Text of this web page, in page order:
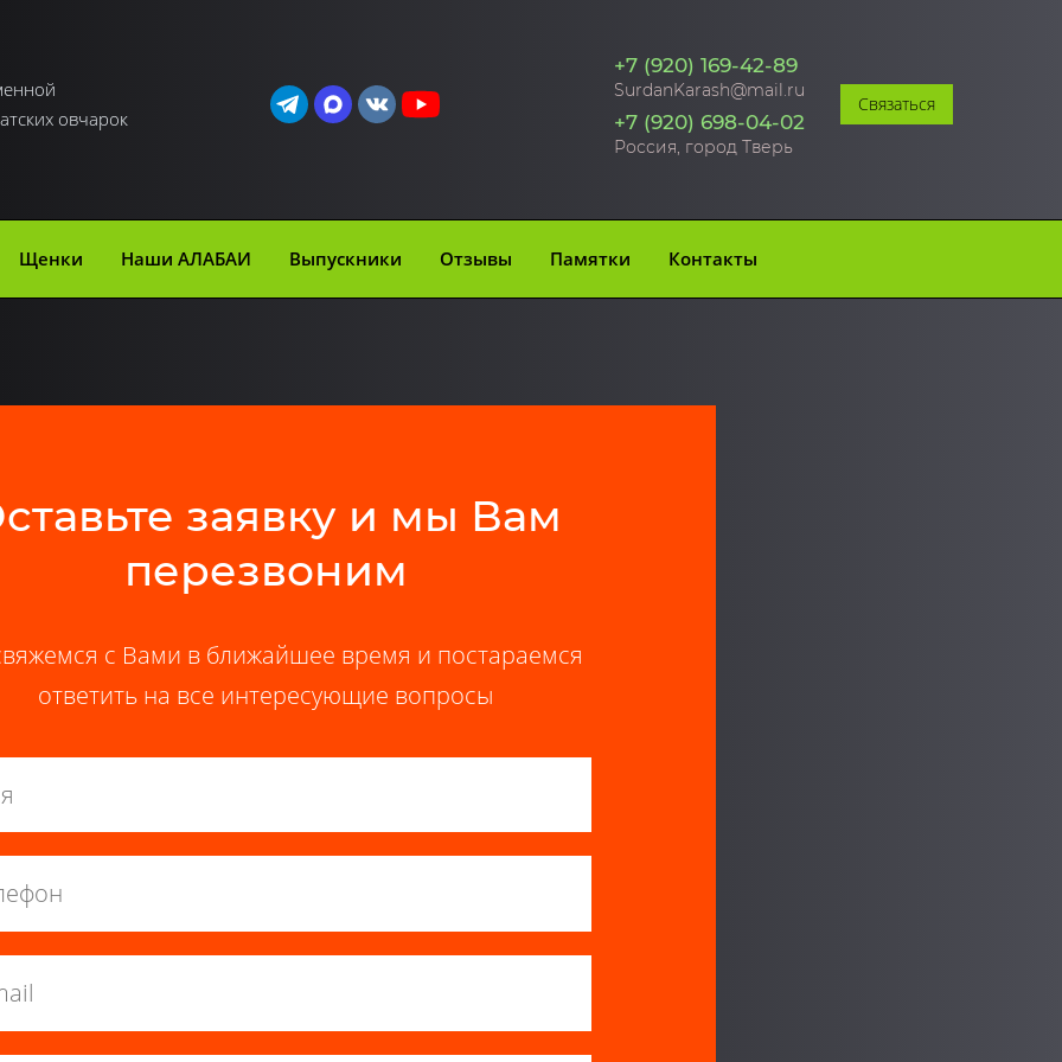
овчарок
+7 (920) 169-42-89
SurdanKarash@mail.ru
+7 (920) 698-04-02
Россия, город Тверь
Связаться
Щенки Наши АЛАБАИ Выпускники Отзывы Памятки Контакты
заявку и мы Вам
перезвоним
с Вами в ближайшее время и постараемся
ответить на все интересующие вопросы